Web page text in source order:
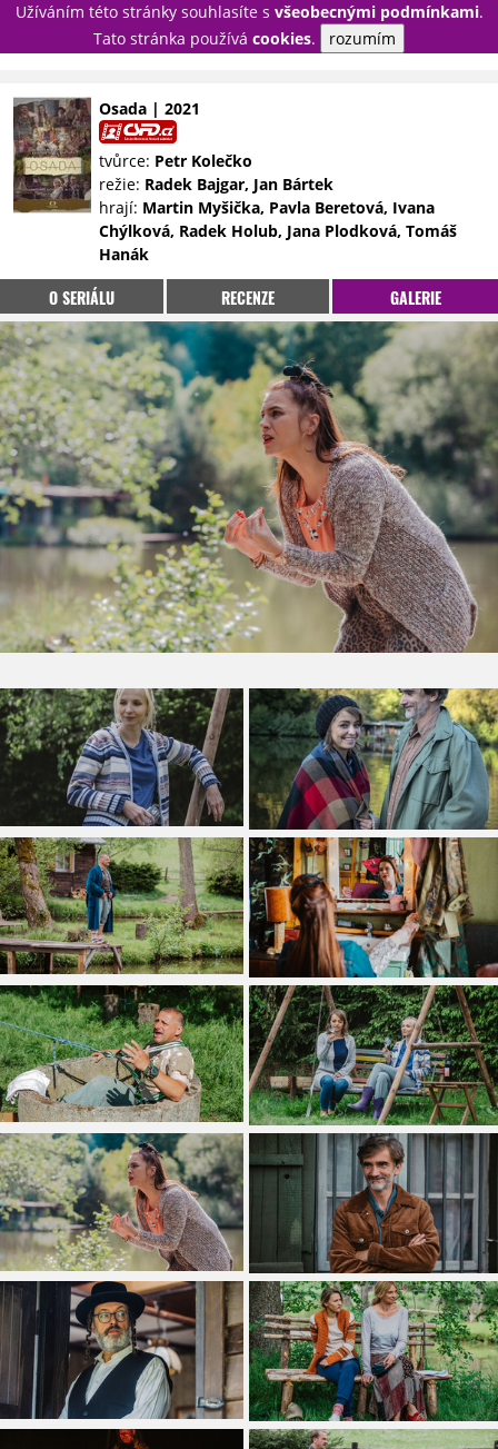
Užíváním této stránky souhlasíte s všeobecnými podmínkami.
Tato stránka používá cookies. rozumím
PŘIHLÁSIT
NOVINKY
TÉMATA
RECENZE
EPIZODY
KULT
TRAILERY
GALERIE
DISKUZE
STATISTIKY
Osada | 2021
tvůrce: Petr Kolečko
režie: Radek Bajgar, Jan Bártek
hrají: Martin Myšička, Pavla Beretová, Ivana
Chýlková, Radek Holub, Jana Plodková, Tomáš
Hanák
O SERIÁLU RECENZE GALERIE